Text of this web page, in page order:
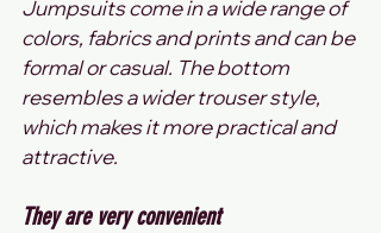
Jumpsuits come in a wide range of
colors, fabrics and prints and can be
formal or casual. The bottom
resembles a wider trouser style,
which makes it more practical and
attractive.
They are very convenient